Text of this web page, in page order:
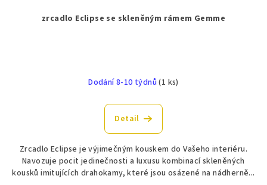
zrcadlo Eclipse se skleněným rámem Gemme
Dodání 8-10 týdnů(1 ks)
Detail
Zrcadlo Eclipse je výjimečným kouskem do Vašeho interiéru.
Navozuje pocit jedinečnosti a luxusu kombinací skleněných
kousků imitujících drahokamy, které jsou osázené na nádherně...